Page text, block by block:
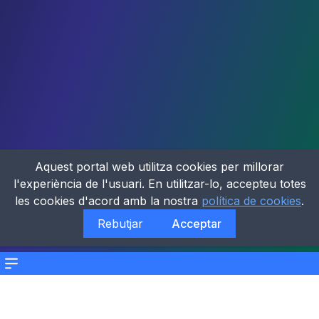
Menu
Aquest portal web utilitza cookies per millorar
l'experiència de l'usuari. En utilitzar-lo, accepteu totes
les cookies d'acord amb la nostra política de cookies.
Rebutjar
Acceptar